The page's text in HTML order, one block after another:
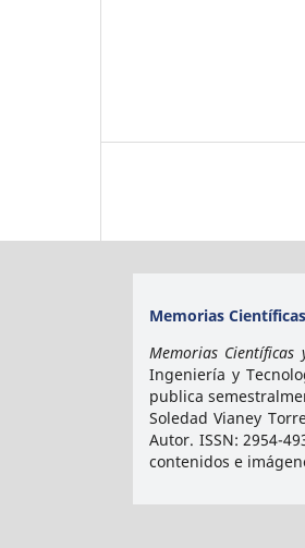
Memorias
Memorias Científicas
Ingeniería y
publica
Soledad Vianey
Autor. ISSN: 2954-
contenidos e